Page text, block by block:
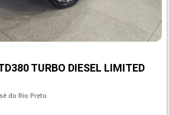
TURBO DIESEL LIMITED
do Rio Preto